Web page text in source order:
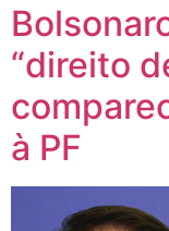
“direito
à PF